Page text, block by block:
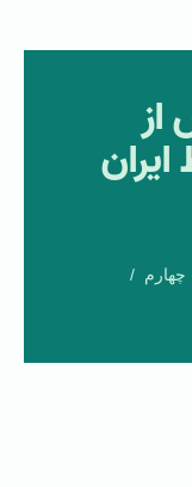
از
چهارم